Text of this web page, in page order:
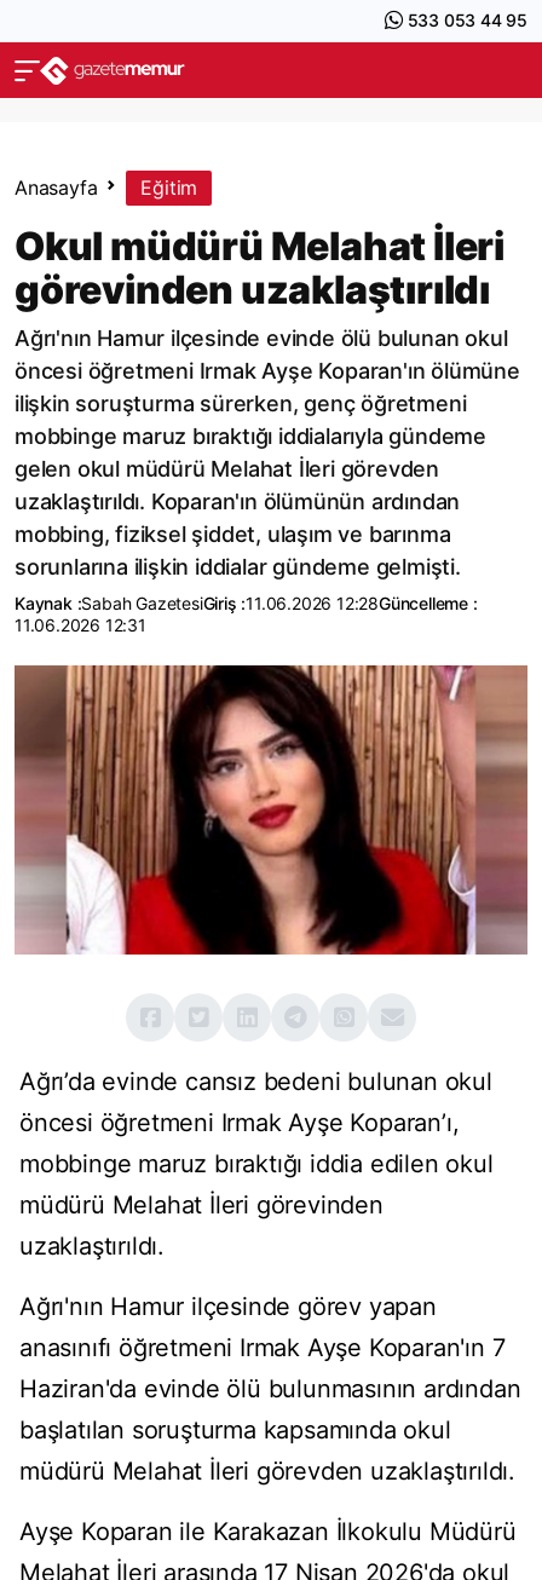
533 053 44 95
Anasayfa Eğitim
Okul müdürü Melahat İleri
görevinden uzaklaştırıldı
Ağrı'nın Hamur ilçesinde evinde ölü bulunan okul
öncesi öğretmeni Irmak Ayşe Koparan'ın ölümüne
ilişkin soruşturma sürerken, genç öğretmeni
mobbinge maruz bıraktığı iddialarıyla gündeme
gelen okul müdürü Melahat İleri görevden
uzaklaştırıldı. Koparan'ın ölümünün ardından
mobbing, fiziksel şiddet, ulaşım ve barınma
sorunlarına ilişkin iddialar gündeme gelmişti.
Kaynak :Sabah GazetesiGiriş :11.06.2026 12:28Güncelleme :
11.06.2026 12:31
Ağrı’da evinde cansız bedeni bulunan okul
öncesi öğretmeni Irmak Ayşe Koparan’ı,
mobbinge maruz bıraktığı iddia edilen okul
müdürü Melahat İleri görevinden
uzaklaştırıldı.
Ağrı'nın Hamur ilçesinde görev yapan
anasınıfı öğretmeni Irmak Ayşe Koparan'ın 7
Haziran'da evinde ölü bulunmasının ardından
başlatılan soruşturma kapsamında okul
müdürü Melahat İleri görevden uzaklaştırıldı.
Ayşe Koparan ile Karakazan İlkokulu Müdürü
Melahat İleri arasında 17 Nisan 2026'da okul